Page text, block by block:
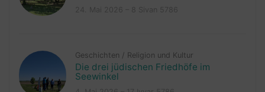
Geschichten / Religion und Kultur
Die drei jüdischen Friedhöfe im
Seewinkel